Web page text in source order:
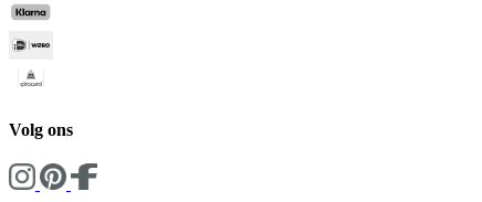
Volg ons